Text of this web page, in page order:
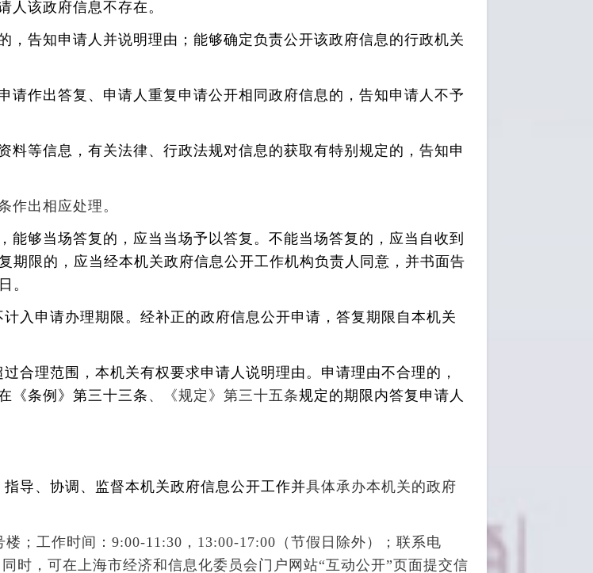
人该政府信息不存在。
，告知申请人并说明理由；能够确定负责公开该政府信息的行政机关
请作出答复、申请人重复申请公开相同政府信息的，告知申请人不予
料等信息，有关法律、行政法规对信息的获取有特别规定的，告知申
作出相应处理。
能够当场答复的，应当当场予以答复。不能当场答复的，应当自收到
期限的，应当经本机关政府信息公开工作机构负责人同意，并书面告
。
入申请办理期限。经补正的政府信息公开申请，答复期限自本机关
合理范围，本机关有权要求申请人说明理由。申请理由不合理的，
《条例》第三十三条 、《规定》第三十五条规定的期限内答复申请人
导、协调、监督本机关政府信息公开工作并具体承办本机关的政府
；工作时间：9:00-11:30，13:00-17:00（节假日除外）；联系电
时，可在上海市经济和信息化委员会门户网站“互动公开”页面提交信